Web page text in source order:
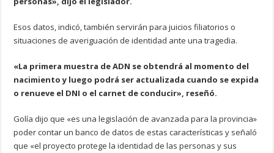
Esos datos, indicó, también servirán para juicios filiatorios o
situaciones de averiguación de identidad ante una tragedia.
«La primera muestra de ADN se obtendrá al momento del
nacimiento y luego podrá ser actualizada cuando se expida
o renueve el DNI o el carnet de conducir», reseñó.
Golía dijo que «es una legislación de avanzada para la provincia»
poder contar un banco de datos de estas características y señaló
que «el proyecto protege la identidad de las personas y sus